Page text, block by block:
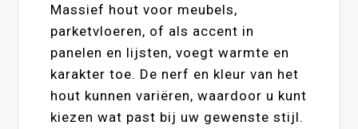
Massief hout voor meubels,
parketvloeren, of als accent in
panelen en lijsten, voegt warmte en
karakter toe. De nerf en kleur van het
hout kunnen variëren, waardoor u kunt
kiezen wat past bij uw gewenste stijl.